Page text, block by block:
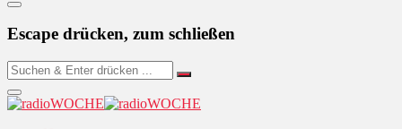
Escape drücken, zum schließen